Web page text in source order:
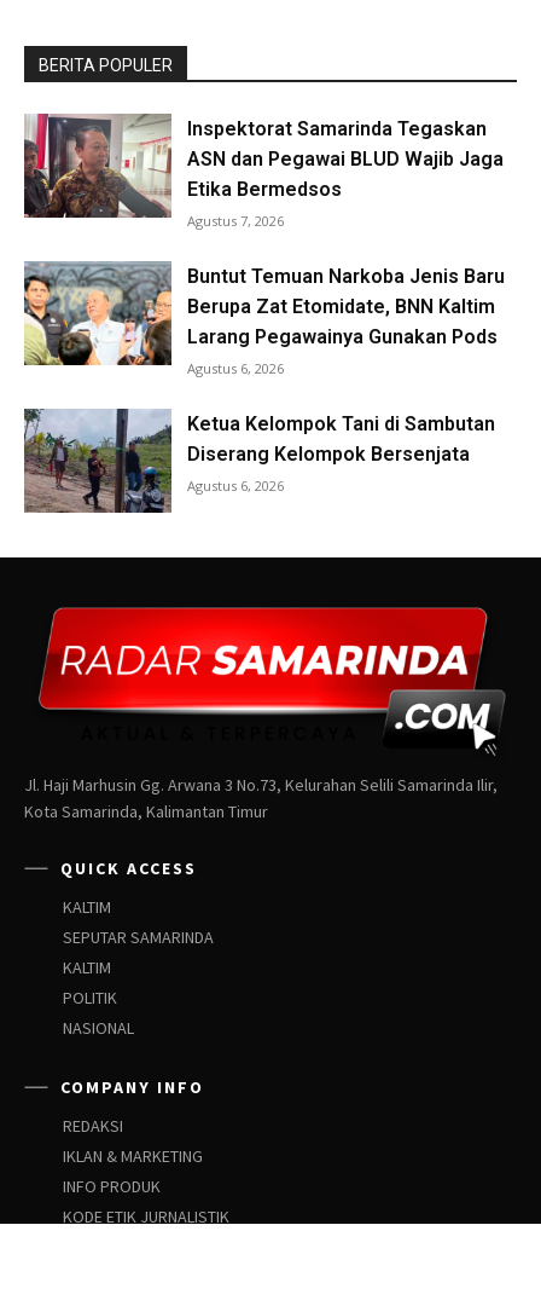
Jl. Haji Marhusin Gg. Arwana 3 No.73, Kelurahan Selili Samarinda Ilir,
Kota Samarinda, Kalimantan Timur
QUICK ACCESS
KALTIM
SEPUTAR SAMARINDA
KALTIM
POLITIK
NASIONAL
COMPANY INFO
REDAKSI
IKLAN & MARKETING
INFO PRODUK
KODE ETIK JURNALISTIK